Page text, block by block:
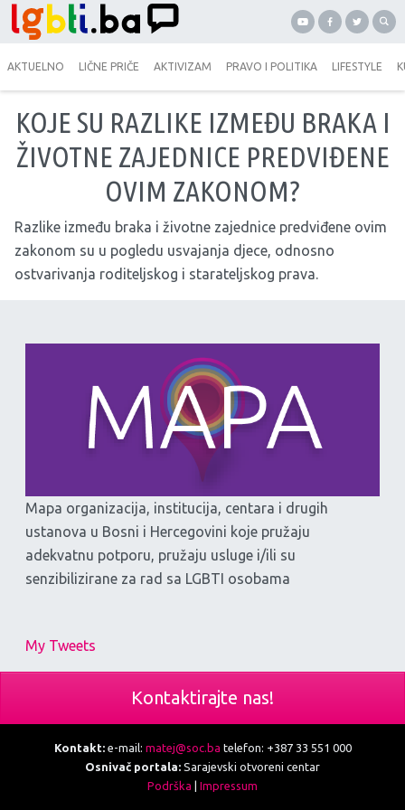
AKTUELNO LIČNE PRIČE AKTIVIZAM PRAVO I POLITIKA LIFESTYLE
KOJE SU RAZLIKE IZMEĐU BRAKA I
ŽIVOTNE ZAJEDNICE PREDVIĐENE
OVIM ZAKONOM?
Razlike između braka i životne zajednice predviđene ovim
zakonom su u pogledu usvajanja djece, odnosno
ostvarivanja roditeljskog i starateljskog prava.
Mapa organizacija, institucija, centara i drugih
ustanova u Bosni i Hercegovini koje pružaju
adekvatnu potporu, pružaju usluge i/ili su
senzibilizirane za rad sa LGBTI osobama
My Tweets
Kontaktirajte nas!
Kontakt:e-mail: matej@soc.ba telefon: +387 33 551 000
Osnivač portala: Sarajevski otvoreni centar
Podrška | Impressum